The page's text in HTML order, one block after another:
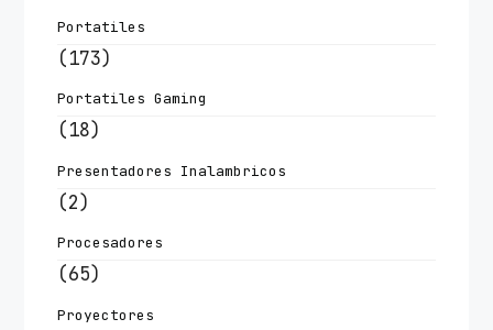
Portatiles
(173)
Portatiles Gaming
(18)
Presentadores Inalambricos
(2)
Procesadores
(65)
Proyectores